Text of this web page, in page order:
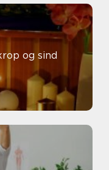
til ro i krop og sind